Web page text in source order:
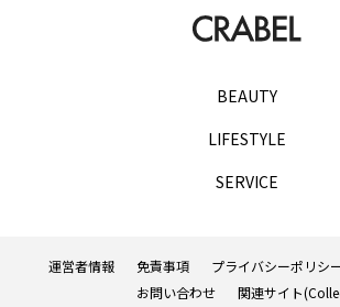
BEAUTY
LIFESTYLE
SERVICE
運営者情報 免責事項 プライバシーポリシ
お問い合わせ
関連サイト